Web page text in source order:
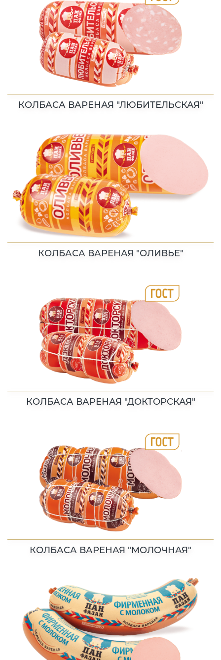
КОЛБАСА ВАРЕНАЯ "ЛЮБИТЕЛЬСКАЯ"
КОЛБАСА ВАРЕНАЯ "ОЛИВЬЕ"
КОЛБАСА ВАРЕНАЯ "ДОКТОРСКАЯ"
КОЛБАСА ВАРЕНАЯ "МОЛОЧНАЯ"